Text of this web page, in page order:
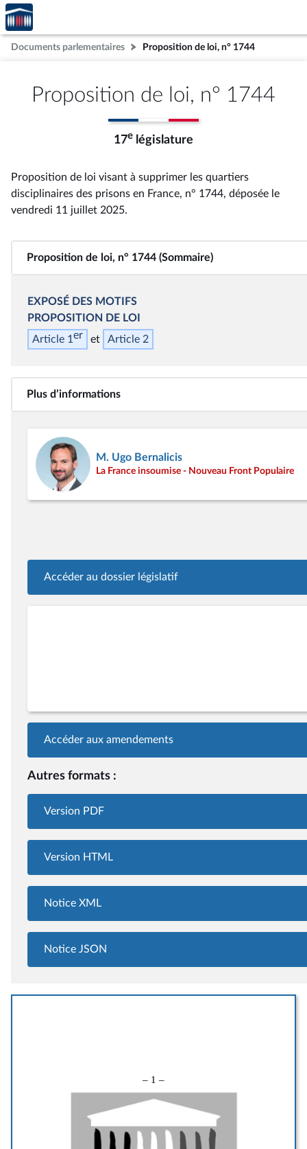
Aller au contenu
Aller en bas de la page
Accèder
à la
page
d'accueil
Documents parlementaires Proposition de loi, n° 1744
Proposition de loi, n° 1744
17e législature
Proposition de loi visant à supprimer les quartiers
disciplinaires des prisons en France, n° 1744, déposée le
vendredi 11 juillet 2025.
Proposition de loi, n° 1744 (Sommaire)
EXPOSÉ DES MOTIFS
PROPOSITION DE LOI
Article 1er Article 2
Plus d’informations
M. Ugo Bernalicis
La France insoumise - Nouveau Front Populaire
Accéder au dossier législatif
Accéder aux amendements
Autres formats :
Version PDF
Version HTML
Notice XML
Notice JSON